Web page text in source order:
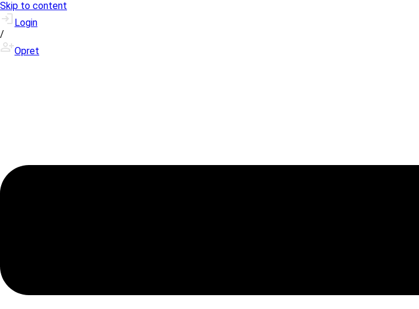
Skip to content
Login
/
Opret